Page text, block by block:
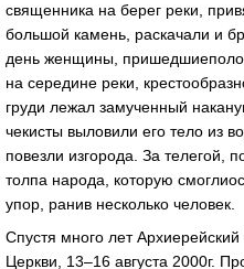
священника на берег реки,
большой камень, раскачали и
день женщины,
на середине реки,
груди лежал замученный
чекисты выловили его тело из
повезли изгорода. За телегой,
толпа народа, которую
упор, ранив несколько человек.
Спустя много лет
Церкви, 13–16 августа 2000г.